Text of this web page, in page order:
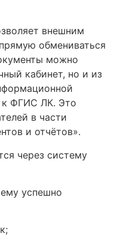
внешним
обмениваться
можно
кабинет, но и из
к ФГИС ЛК. Это
в части
и отчётов».
через систему
успешно